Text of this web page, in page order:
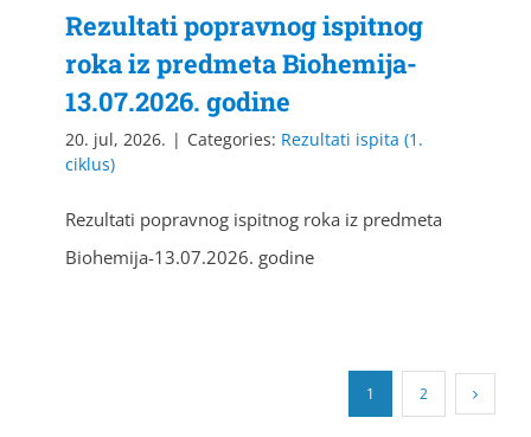
Rezultati popravnog ispitnog
roka iz predmeta Biohemija-
13.07.2026. godine
20. jul, 2026. | Categories: Rezultati ispita (1.
ciklus)
Rezultati popravnog ispitnog roka iz predmeta
Biohemija-13.07.2026. godine
1 2